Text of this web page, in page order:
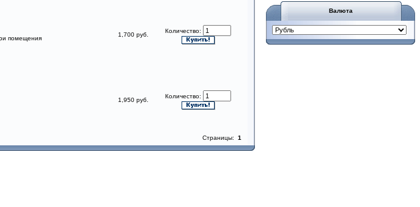
помещения
1,700 руб.
Количество:
1,950 руб.
Количество:
Страницы: 1
Валюта